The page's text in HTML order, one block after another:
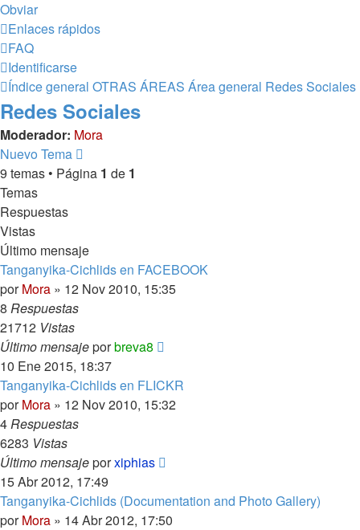
Obviar
Enlaces rápidos
FAQ
Identificarse
Índice general OTRAS ÁREAS Área general Redes Sociales
Redes Sociales
Moderador: Mora
Nuevo Tema
9 temas • Página 1 de 1
Temas
Respuestas
Vistas
Último mensaje
Tanganyika-Cichlids en FACEBOOK
porMora » 12 Nov 2010, 15:35
8 Respuestas
21712 Vistas
Último mensajeporbreva8
10 Ene 2015, 18:37
Tanganyika-Cichlids en FLICKR
porMora » 12 Nov 2010, 15:32
4Respuestas
6283 Vistas
Último mensajeporxiphias
15 Abr 2012, 17:49
Tanganyika-Cichlids (Documentation and Photo Gallery)
porMora » 14 Abr 2012, 17:50